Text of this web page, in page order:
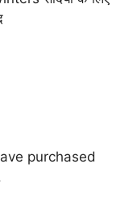
purchased